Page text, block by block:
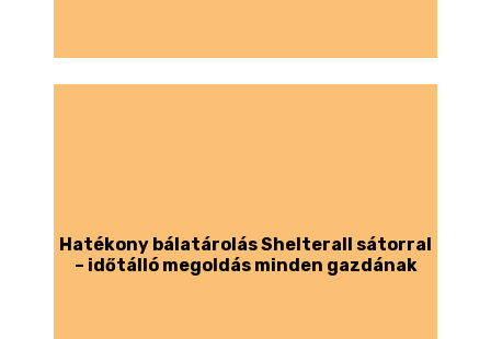
Hatékony bálatárolás Shelterall sátorral
– időtálló megoldás minden gazdának